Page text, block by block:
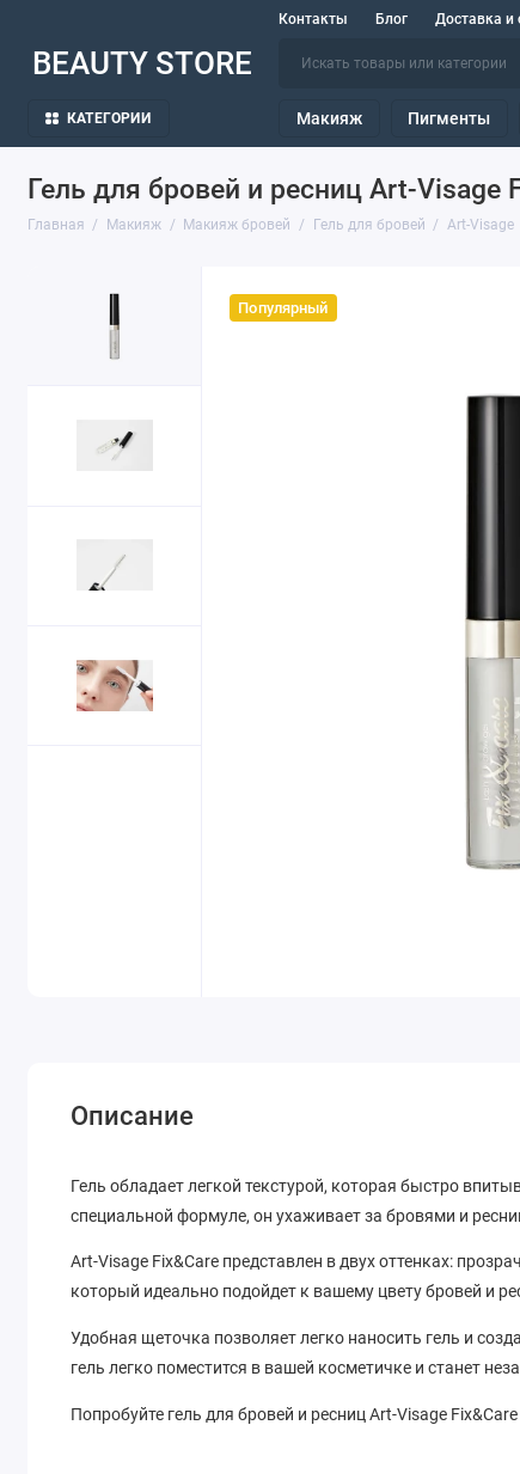
Контакты Блог Доставка и
BEAUTY STORE
КАТЕГОРИИ Макияж Пигменты
Гель для бровей и ресниц Art-Visage
Главная Макияж Макияж бровей Гель для бровей Art-Visage
Популярный
Описание
Гель обладает легкой текстурой, которая быстро
специальной формуле, он ухаживает за бровями и
Art-Visage Fix&Care представлен в двух оттенках:
который идеально подойдет к вашему цвету бровей и
Удобная щеточка позволяет легко наносить гель и
гель легко поместится в вашей косметичке и станет
Попробуйте гель для бровей и ресниц Art-Visage